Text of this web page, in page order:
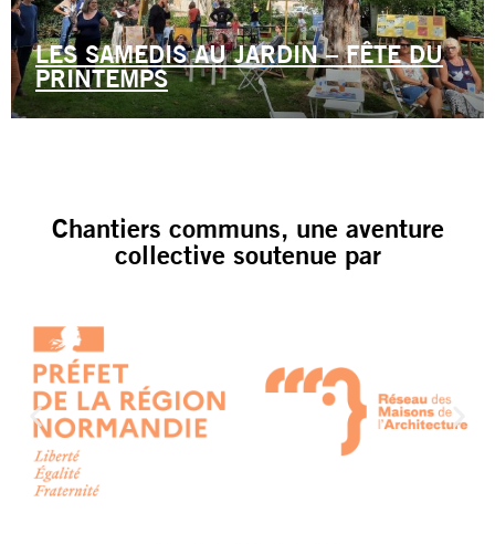
LES SAMEDIS AU JARDIN – FÊTE DU
PRINTEMPS
Chantiers communs, une aventure
collective soutenue par